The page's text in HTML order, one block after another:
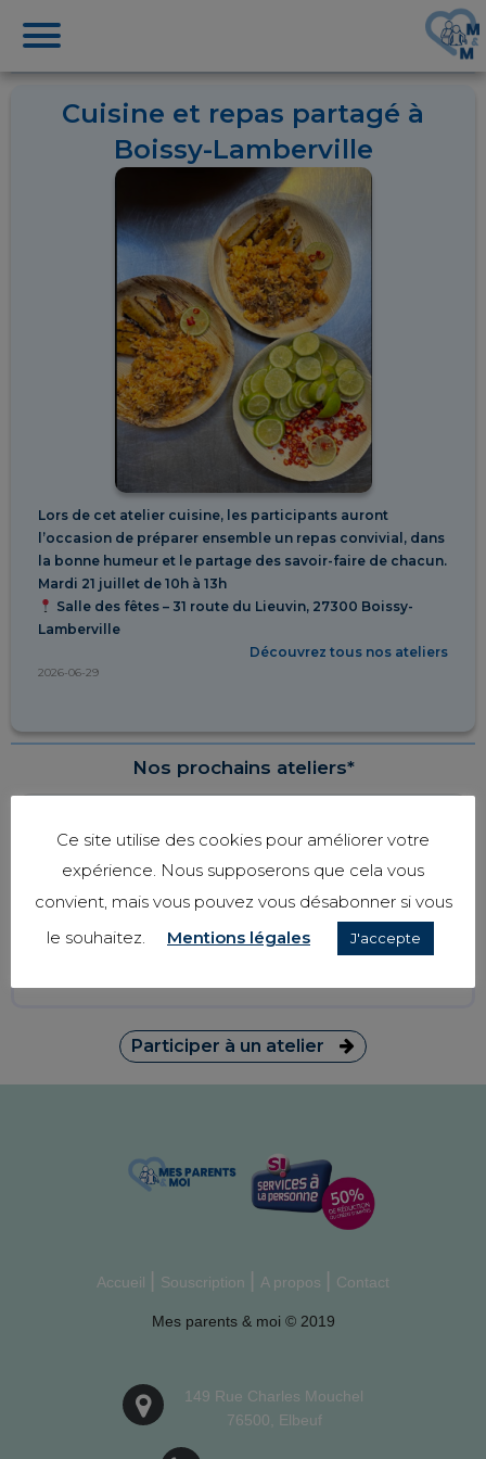
Cuisine et repas partagé à
Boissy-Lamberville
Lors de cet atelier cuisine, les participants auront
l’occasion de préparer ensemble un repas convivial, dans
la bonne humeur et le partage des savoir-faire de chacun.
Mardi 21 juillet de 10h à 13h
Salle des fêtes – 31 route du Lieuvin, 27300 Boissy-
Lamberville
Découvrez tous nos ateliers
2026-06-29
Nos prochains ateliers*
Pour s'y inscrire contactez-nous au 02.78.08.95.75
Vous pouvez aussi envoyer un mail à
Participer à un atelier
Accueil Souscription A propos Contact
Mes parents & moi © 2019
149 Rue Charles Mouchel
76500, Elbeuf
Ce site utilise des cookies pour améliorer votre
expérience. Nous supposerons que cela vous
convient, mais vous pouvez vous désabonner si vous
le souhaitez.
Mentions légales J'accepte